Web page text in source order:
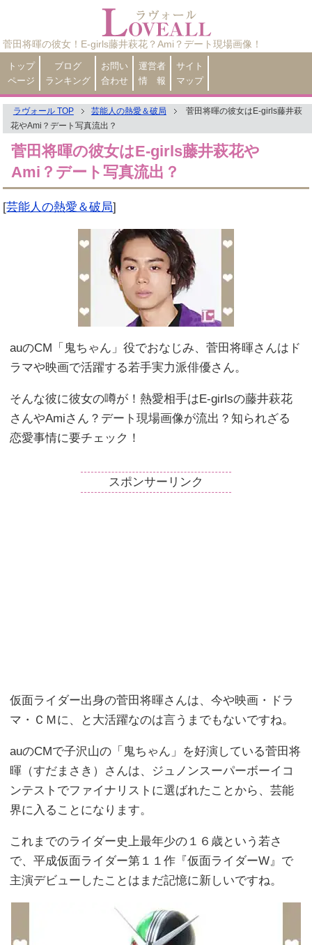
菅田将暉の彼女！E-girls藤井萩花？Ami？デート現場画像！
トップ
ページ
ブログ
ランキング
お問い
合わせ
運営者
情 報
サイト
マップ
ラヴォール TOP 芸能人の熱愛＆破局
菅田将暉の彼女はE-girls藤井萩
花やAmi？デート写真流出？
菅田将暉の彼女はE-girls藤井萩花や
Ami？デート写真流出？
[芸能人の熱愛＆破局]
auのCM「鬼ちゃん」役でおなじみ、菅田将暉さんはド
ラマや映画で活躍する若手実力派俳優さん。
そんな彼に彼女の噂が！熱愛相手はE-girlsの藤井萩花
さんやAmiさん？デート現場画像が流出？知られざる
恋愛事情に要チェック！
スポンサーリンク
仮面ライダー出身の菅田将暉さんは、今や映画・ドラ
マ・ＣＭに、と大活躍なのは言うまでもないですね。
auのCMで子沢山の「鬼ちゃん」を好演している菅田将
暉（すだまさき）さんは、ジュノンスーパーボーイコ
ンテストでファイナリストに選ばれたことから、芸能
界に入ることになります。
これまでのライダー史上最年少の１６歳という若さ
で、平成仮面ライダー第１１作『仮面ライダーW』で
主演デビューしたことはまだ記憶に新しいですね。